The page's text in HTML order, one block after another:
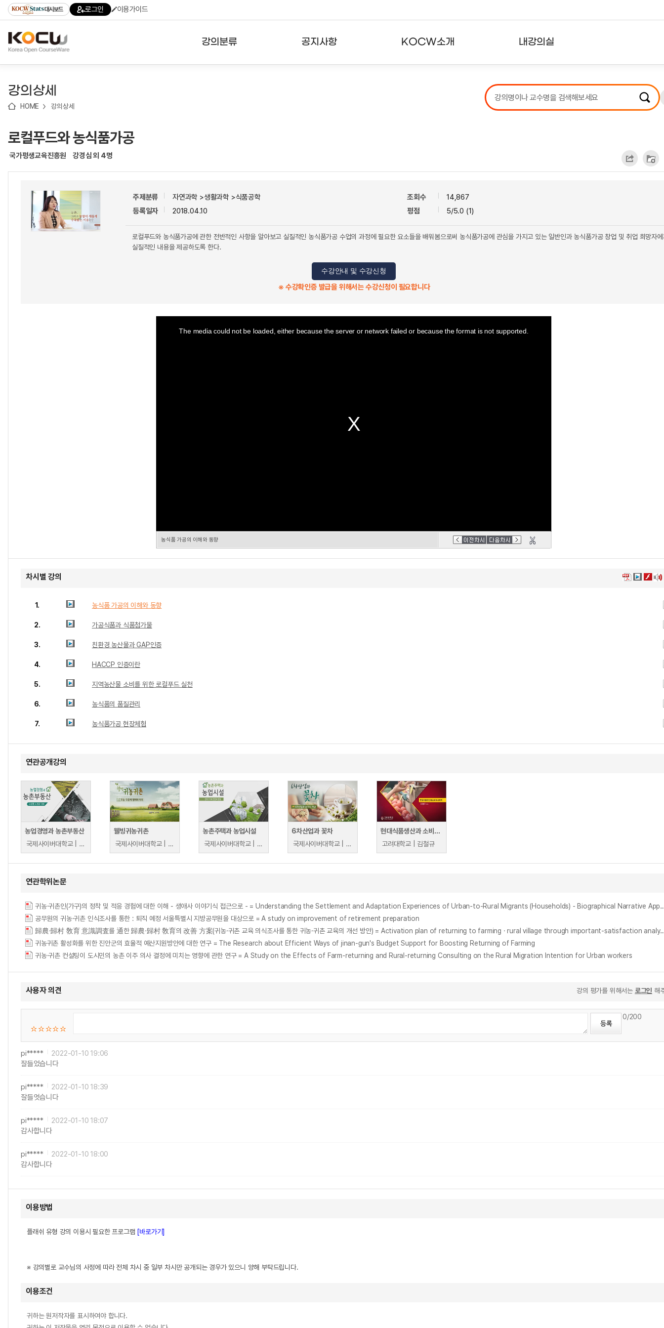
기
기
기
content)
가
대시보드 로그인 이용가이드
강의분류 공지사항 KOCW소개 내강의실
강의리스트
수강확인증강의
강의상세
HOME 강의상세
로컬푸드와 농식품가공
국가평생교육진흥원 강경심 외 4명
주제분류
자연과학 >생활과학 >식품공학
등록일자
2018.04.10
조회수
14,867
평점
5/5.0 (1)
로컬푸드와 농식품가공에 관한 전반적인 사항을 알아보고 실질적인 농식품가공 수업의 과정에 필요한 요소들을 배워봄으로써 농식품가공에 관심을 가지고 있는 일반인과 농식품가공 창업 및 취업 희망자
실질적인 내용을 제공하도록 한다.
수강안내 및 수강신청
※ 수강확인증 발급을 위해서는 수강신청이 필요합니다
The media could not be loaded, either because the server or network failed or because the format is not supported.
농식품 가공의 이해와 동향
차시별 강의
1. 농식품 가공의 이해와 동향
2. 가공식품과 식품첨가물
3. 친환경 농산물과 GAP인증
4. HACCP 인증이란
5. 지역농산물 소비를 위한 로컬푸드 실천
6. 농식품의 품질관리
7. 농식품가공 현장체험
연관공개강의
농업경영과 농촌부동산
국제사이버대학교 | 권호근
웰빙귀농귀촌
국제사이버대학교 | 이선호
농촌주택과 농업시설
국제사이버대학교 | 엄기봉
6차산업과 꽃차
국제사이버대학교 | 박석근
현대식품생산과 소비의 사회학
고려대학교 | 김철규
연관학위논문
귀농·귀촌인(가구)의 정착 및 적응 경험에 대한 이해 - 생애사 이야기식 접근으로 - = Understanding
공무원의 귀농·귀촌 인식조사를 통한 : 퇴직 예정 서울특별시 지방공무원을 대상으로 = A study on improvement of retirement preparation
歸農·歸村 敎育 意識調査를 通한 歸農·歸村 敎育의 改善 方案(귀농·귀촌 교육 의식조사를 통한 귀농·귀촌 교
귀농귀촌 활성화를 위한 진안군의 효율적 예산지원방안에 대한 연구 = The Research about Efficient Ways of jinan-gun's Budget Support for Boosting Returning of Farming
귀농·귀촌 컨설팅이 도시민의 농촌 이주 의사 결정에 미치는 영향에 관한 연구 = A Study on the Effects of Farm-returning and Rural-returning Consulting on the Rural Migration Intention for Urban workers
사용자 의견 강의 평가를 위해서는 로그인 해
0/200
pi*****
2022-01-10 19:06
잘들었습니다
pi*****
2022-01-10 18:39
잘들엇습니다
pi*****
2022-01-10 18:07
감사합니다
pi*****
2022-01-10 18:00
감사합니다
이용방법
플래쉬 유형 강의 이용시 필요한 프로그램 [바로가기]
※ 강의별로 교수님의 사정에 따라 전체 차시 중 일부 차시만 공개되는 경우가 있으니 양해 부탁드립니다.
이용조건
귀하는 원저작자를 표시하여야 합니다.